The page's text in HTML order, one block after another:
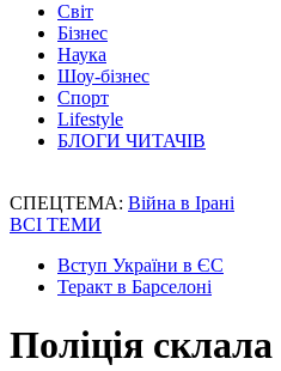
Світ
Бізнес
Наука
Шоу-бізнес
Спорт
Lifestyle
БЛОГИ ЧИТАЧІВ
СПЕЦТЕМА: Війна в Ірані
ВСІ ТЕМИ
Вступ України в ЄС
Теракт в Барселоні
Поліція